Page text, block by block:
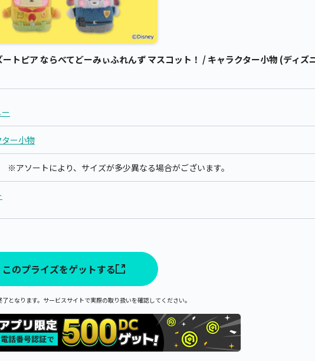
トピア ならべてどーみぃふれんず マスコット！ / キャラクター小物 (ディズ
ー小物
アソートにより、サイズが多少異なる場合がございます。
このプライズをゲットする
となります。サービスサイトで実際の取り扱いを確認してください。